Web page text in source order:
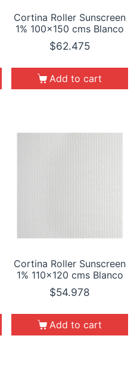
Cortina Roller Sunscreen
1% 100×150 cms Blanco
$62.475
Add to cart
Cortina Roller Sunscreen
1% 110×120 cms Blanco
$54.978
Add to cart